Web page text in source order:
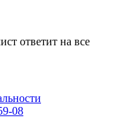
ответит на все
08